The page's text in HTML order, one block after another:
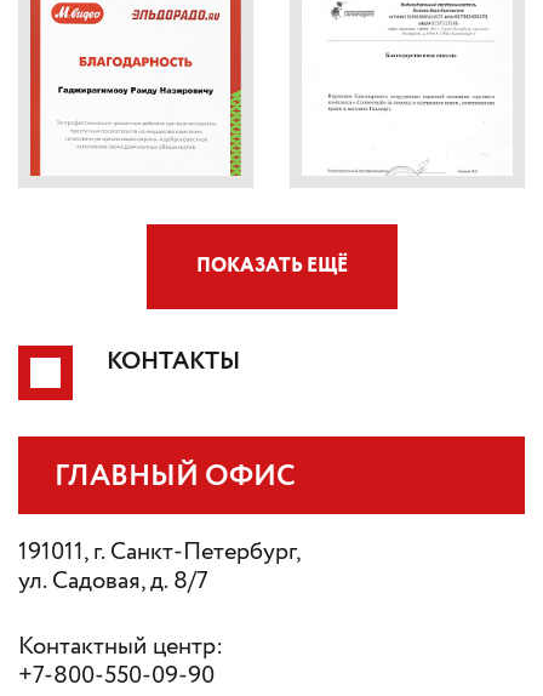
ПОКАЗАТЬ ЕЩЁ
КОНТАКТЫ
ГЛАВНЫЙ ОФИС
191011, г. Санкт-Петербург,
ул. Садовая, д. 8/7
Контактный центр:
+7-800-550-09-90